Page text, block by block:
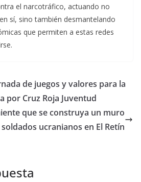
el narcotráfico, actuando no
sí, sino también desmantelando
que permiten a estas redes
de juegos y valores para la
por Cruz Roja Juventud
que se construya un muro
ucranianos en El Retín